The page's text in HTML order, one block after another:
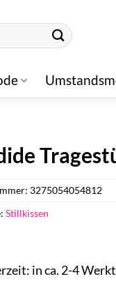
in ca. 2-4
3275054054812
Stillkissen